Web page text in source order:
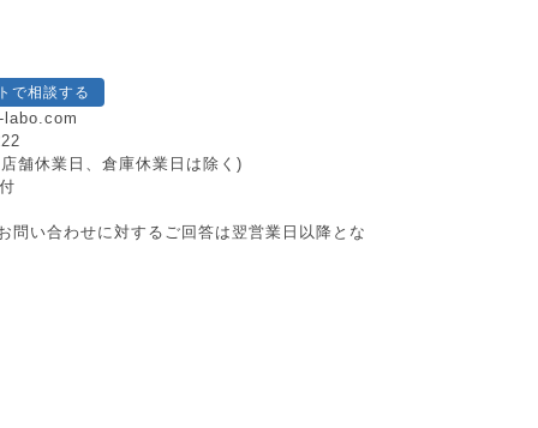
で相談する
休業日、倉庫休業日は除く)
問い合わせに対するご回答は翌営業日以降とな